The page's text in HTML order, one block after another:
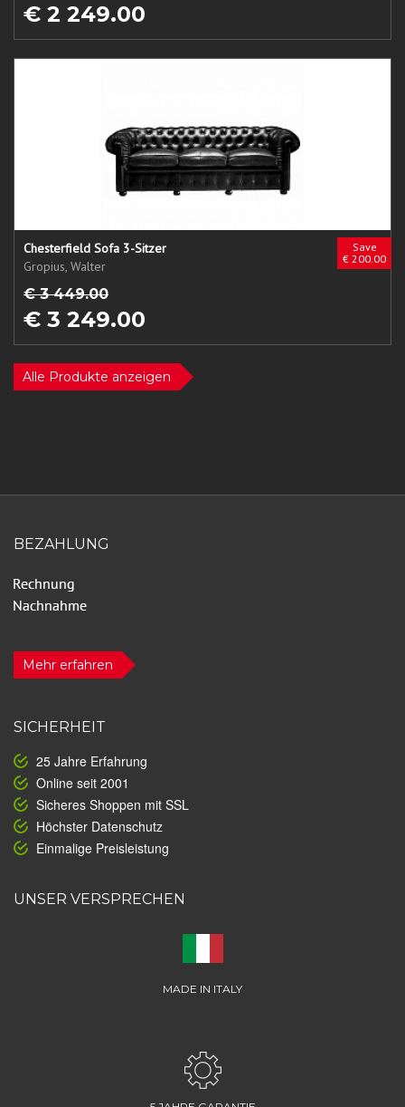
€ 2 249.00
Save
€ 200.00
Chesterfield Sofa 3-Sitzer
Gropius, Walter
€ 3 449.00
€ 3 249.00
Alle Produkte anzeigen
BEZAHLUNG
Mehr erfahren
SICHERHEIT
25 Jahre Erfahrung
Online seit 2001
Sicheres Shoppen mit SSL
Höchster Datenschutz
Einmalige Preisleistung
UNSER VERSPRECHEN
MADE IN ITALY